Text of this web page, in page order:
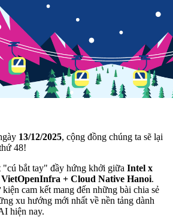
13/12/2025, cộng đồng chúng ta sẽ lại
48!
"cú bắt tay" đầy hứng khởi giữa Intel x
VietOpenInfra + Cloud Native Hanoi.
cam kết mang đến những bài chia sẻ
xu hướng mới nhất về nền tảng dành
hiện nay.